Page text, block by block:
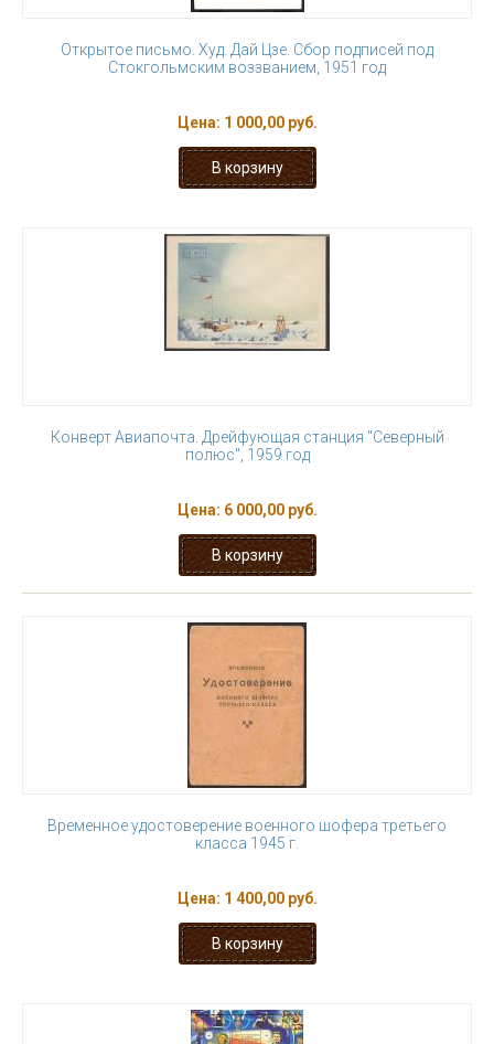
Открытое письмо. Худ. Дай Цзе. Сбор подписей под
Стокгольмским воззванием, 1951 год
Цена: 1 000,00 руб.
Конверт Авиапочта. Дрейфующая станция "Северный
полюс", 1959 год
Цена: 6 000,00 руб.
Временное удостоверение военного шофера третьего
класса 1945 г.
Цена: 1 400,00 руб.